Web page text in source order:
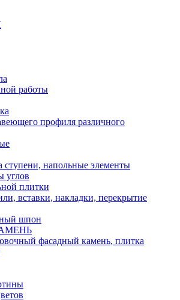
работы
профиля различного
ступени, напольные элементы
углов
плитки
вставки, накладки, перекрытие
шпон
фасадный камень, плитка